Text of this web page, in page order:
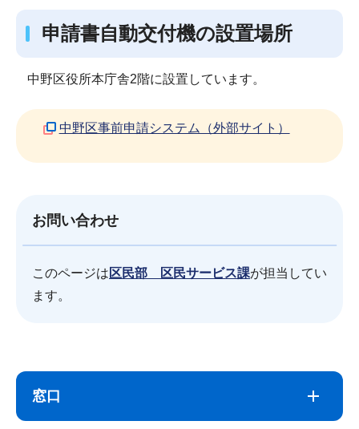
申請書自動交付機の設置場所
中野区役所本庁舎2階に設置しています。
中野区事前申請システム（外部サイト）
お問い合わせ
このページは 区民部 区民サービス課が担当してい
ます。
こ
窓口